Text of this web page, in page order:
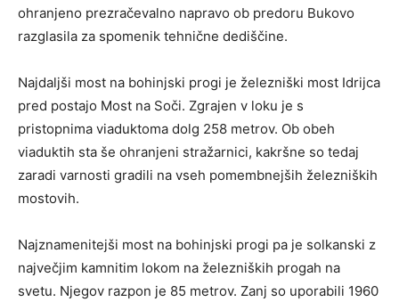
ohranjeno prezračevalno napravo ob predoru Bukovo
razglasila za spomenik tehnične dediščine.
Najdaljši most na bohinjski progi je železniški most Idrijca
pred postajo Most na Soči. Zgrajen v loku je s
pristopnima viaduktoma dolg 258 metrov. Ob obeh
viaduktih sta še ohranjeni stražarnici, kakršne so tedaj
zaradi varnosti gradili na vseh pomembnejših železniških
mostovih.
Najznamenitejši most na bohinjski progi pa je solkanski z
največjim kamnitim lokom na železniških progah na
svetu. Njegov razpon je 85 metrov. Zanj so uporabili 1960